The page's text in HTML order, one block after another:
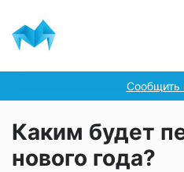
Сообщить
Каким будет
нового года?